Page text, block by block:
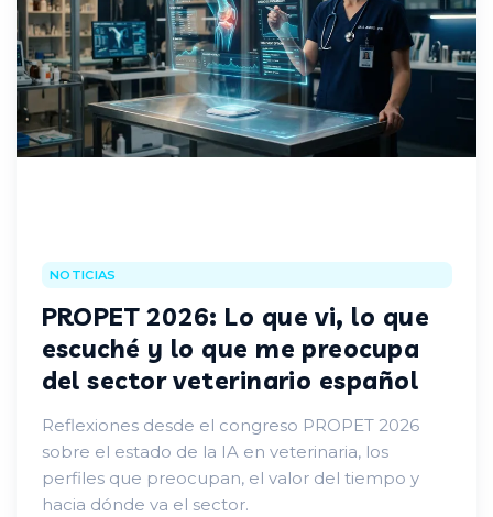
NOTICIAS
PROPET 2026: Lo que vi, lo que
escuché y lo que me preocupa
del sector veterinario español
Reflexiones desde el congreso PROPET 2026
sobre el estado de la IA en veterinaria, los
perfiles que preocupan, el valor del tiempo y
hacia dónde va el sector.